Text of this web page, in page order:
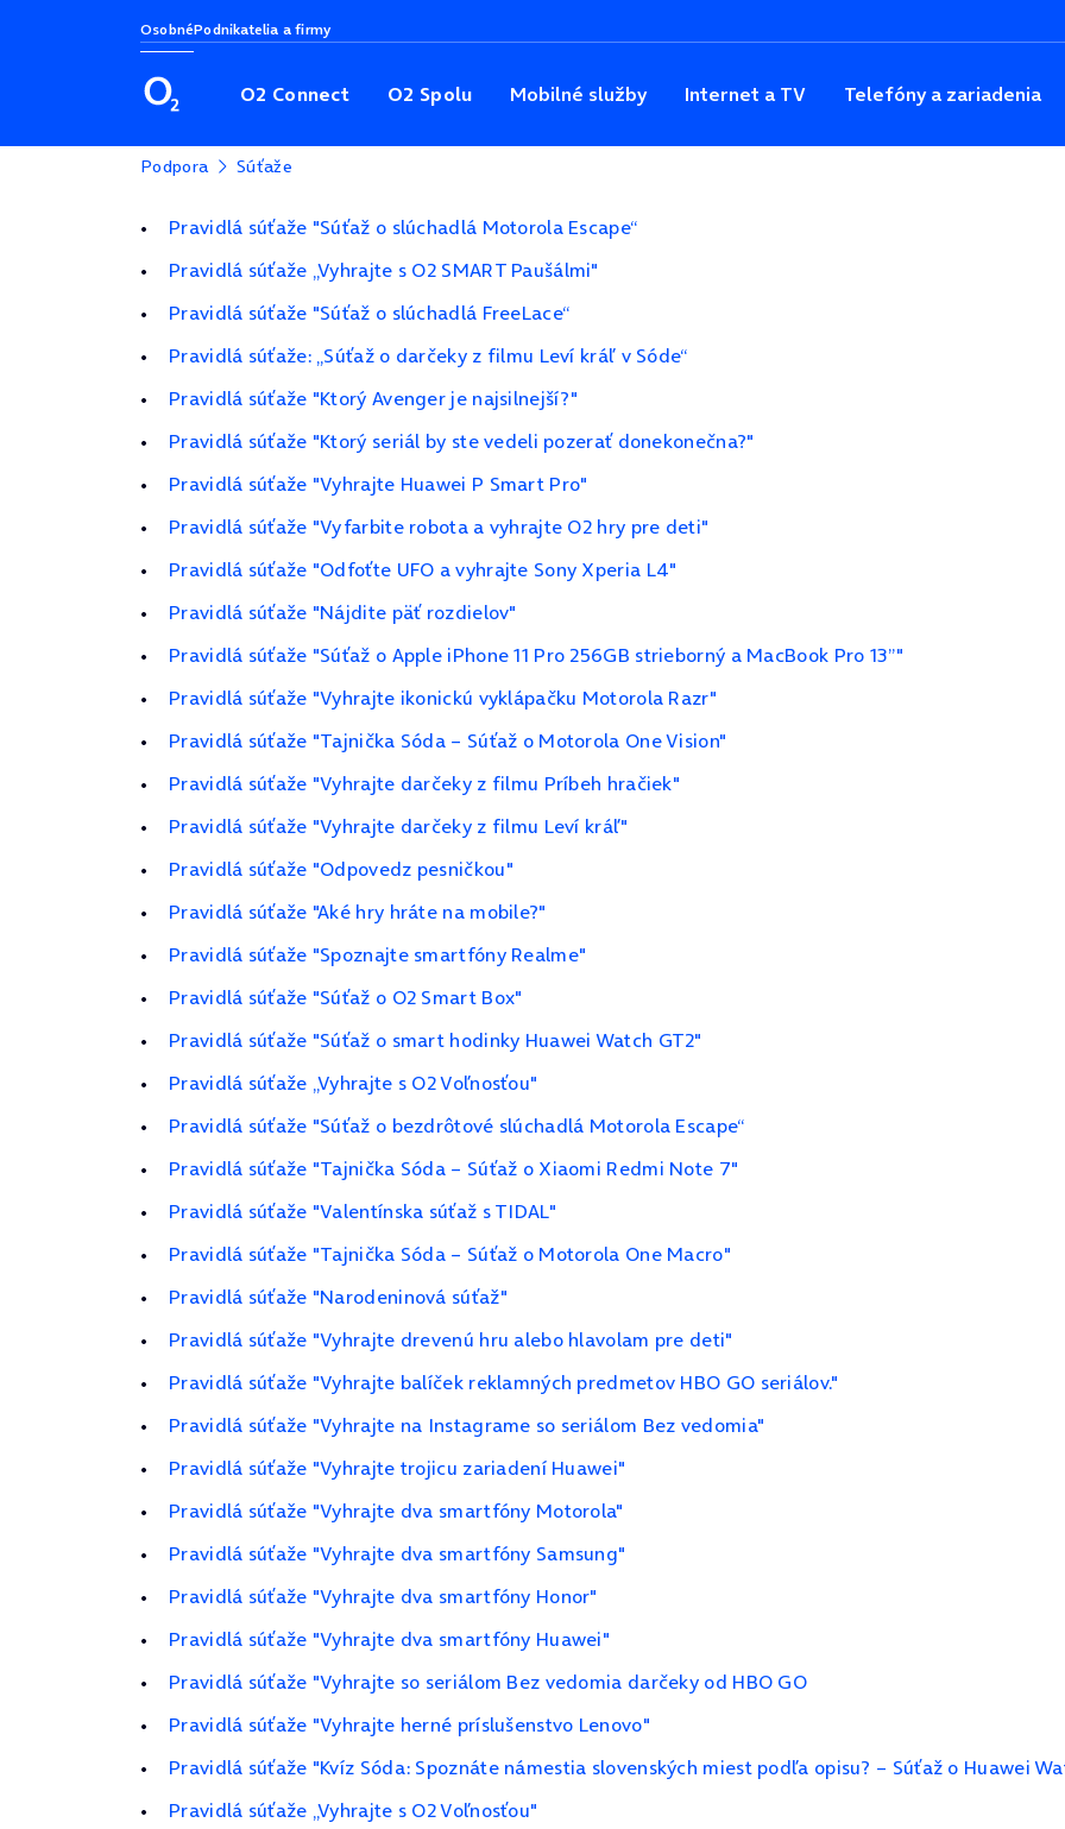
OsobnéPodnikatelia a firmy
O2 Connect O2 Spolu Mobilné služby Internet a TV Telefóny a zariadenia
Podpora Súťaže
Pravidlá súťaže "Súťaž o slúchadlá Motorola Escape“
Pravidlá súťaže „Vyhrajte s O2 SMART Paušálmi"
Pravidlá súťaže "Súťaž o slúchadlá FreeLace“
Pravidlá súťaže: „Súťaž o darčeky z filmu Leví kráľ v Sóde“
Pravidlá súťaže "Ktorý Avenger je najsilnejší?"
Pravidlá súťaže "Ktorý seriál by ste vedeli pozerať donekonečna?"
Pravidlá súťaže "Vyhrajte Huawei P Smart Pro"
Pravidlá súťaže "Vyfarbite robota a vyhrajte O2 hry pre deti"
Pravidlá súťaže "Odfoťte UFO a vyhrajte Sony Xperia L4"
Pravidlá súťaže "Nájdite päť rozdielov"
Pravidlá súťaže "Súťaž o Apple iPhone 11 Pro 256GB strieborný a MacBook Pro 13”"
Pravidlá súťaže "Vyhrajte ikonickú vyklápačku Motorola Razr"
Pravidlá súťaže "Tajnička Sóda – Súťaž o Motorola One Vision"
Pravidlá súťaže "Vyhrajte darčeky z filmu Príbeh hračiek"
Pravidlá súťaže "Vyhrajte darčeky z filmu Leví kráľ"
Pravidlá súťaže "Odpovedz pesničkou"
Pravidlá súťaže "Aké hry hráte na mobile?"
Pravidlá súťaže "Spoznajte smartfóny Realme"
Pravidlá súťaže "Súťaž o O2 Smart Box"
Pravidlá súťaže "Súťaž o smart hodinky Huawei Watch GT2"
Pravidlá súťaže „Vyhrajte s O2 Voľnosťou"
Pravidlá súťaže "Súťaž o bezdrôtové slúchadlá Motorola Escape“
Pravidlá súťaže "Tajnička Sóda – Súťaž o Xiaomi Redmi Note 7"
Pravidlá súťaže "Valentínska súťaž s TIDAL"
Pravidlá súťaže "Tajnička Sóda – Súťaž o Motorola One Macro"
Pravidlá súťaže "Narodeninová súťaž"
Pravidlá súťaže "Vyhrajte drevenú hru alebo hlavolam pre deti"
Pravidlá súťaže "Vyhrajte balíček reklamných predmetov HBO GO seriálov."
Pravidlá súťaže "Vyhrajte na Instagrame so seriálom Bez vedomia"
Pravidlá súťaže "Vyhrajte trojicu zariadení Huawei"
Pravidlá súťaže "Vyhrajte dva smartfóny Motorola"
Pravidlá súťaže "Vyhrajte dva smartfóny Samsung"
Pravidlá súťaže "Vyhrajte dva smartfóny Honor"
Pravidlá súťaže "Vyhrajte dva smartfóny Huawei"
Pravidlá súťaže "Vyhrajte so seriálom Bez vedomia darčeky od HBO GO
Pravidlá súťaže "Vyhrajte herné príslušenstvo Lenovo"
Pravidlá súťaže "Kvíz Sóda: Spoznáte námestia slovenských miest podľa opisu? – Súťaž o Huawei
Pravidlá súťaže „Vyhrajte s O2 Voľnosťou"